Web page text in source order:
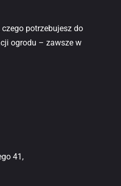
potrzebujesz do
ogrodu – zawsze w
41,